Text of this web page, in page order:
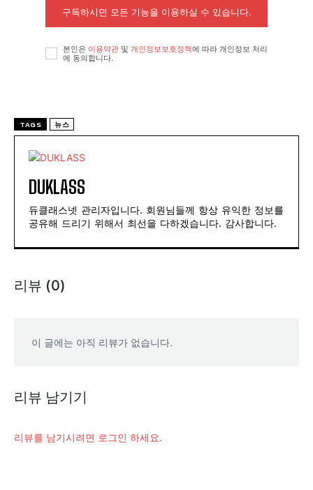
구독하시면 모든 기능을 이용하실 수 있습니다.
본인은 이용약관 및 개인정보보호정책에 따라 개인정보 처리
에 동의합니다.
TAGS 뉴스
DUKLASS
듀클래스넷 관리자입니다. 회원님들께 항상 유익한 정보를
공유해 드리기 위해서 최선을 다하겠습니다. 감사합니다.
리뷰 (0)
이 글에는 아직 리뷰가 없습니다.
리뷰 남기기
리뷰를 남기시려면 로그인 하세요.